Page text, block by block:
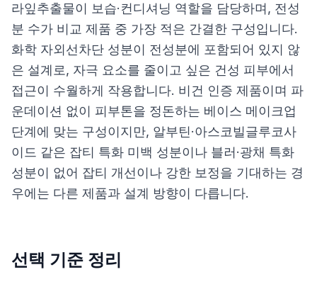
라잎추출물이 보습·컨디셔닝 역할을 담당하며, 전성
분 수가 비교 제품 중 가장 적은 간결한 구성입니다.
화학 자외선차단 성분이 전성분에 포함되어 있지 않
은 설계로, 자극 요소를 줄이고 싶은 건성 피부에서
접근이 수월하게 작용합니다. 비건 인증 제품이며 파
운데이션 없이 피부톤을 정돈하는 베이스 메이크업
단계에 맞는 구성이지만, 알부틴·아스코빌글루코사
이드 같은 잡티 특화 미백 성분이나 블러·광채 특화
성분이 없어 잡티 개선이나 강한 보정을 기대하는 경
우에는 다른 제품과 설계 방향이 다릅니다.
선택 기준 정리